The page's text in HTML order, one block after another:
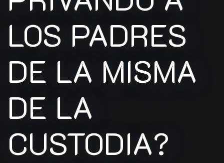
LOS PADRES
DE LA MISMA
DE LA
CUSTODIA?